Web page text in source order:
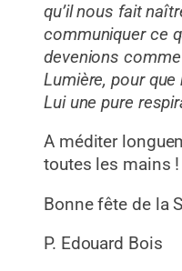
qu’il nous fait
communiquer ce
devenions
Lumière, pour
Lui une pure
A méditer
toutes les mains !
Bonne fête de la
P. Edouard Bois